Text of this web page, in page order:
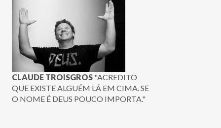
CLAUDE TROISGROS "ACREDITO
QUE EXISTE ALGUÉM LÁ EM CIMA. SE
O NOME É DEUS POUCO IMPORTA."